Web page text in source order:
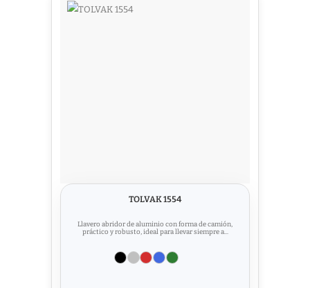
TOLVAK 1554
Llavero abridor de aluminio con forma de camión,
práctico y robusto, ideal para llevar siempre a...